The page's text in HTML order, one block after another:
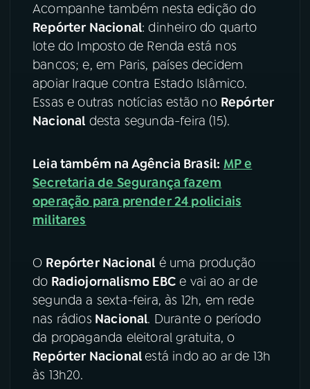
06VIDEOCASTS
ÚLTIMAS
08FESTIVAL DE MÚSICA
YouTube Facebook
Instagram X
Acompanhe também nesta edição do
Repórter Nacional: dinheiro do quarto
lote do Imposto de Renda está nos
bancos; e, em Paris, países decidem
apoiar Iraque contra Estado Islâmico.
Essas e outras notícias estão no Repórter
Nacional desta segunda-feira (15).
Leia também na Agência Brasil: MP e
Secretaria de Segurança fazem
operação para prender 24 policiais
militares
O Repórter Nacional é uma produção
do Radiojornalismo EBCe vai ao ar de
segunda a sexta-feira, às 12h, em rede
nas rádios Nacional. Durante o período
da propaganda eleitoral gratuita, o
Repórter Nacionalestá indo ao ar de 13h
às 13h20.